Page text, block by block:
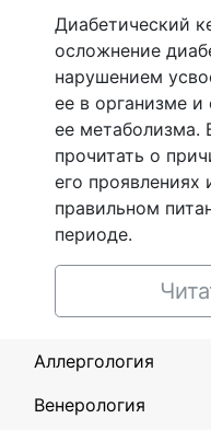
Диабетический
осложнение
нарушением
ее в организме
ее метаболизма.
прочитать о
его проявлениях
правильном
периоде.
Аллергология
Венерология